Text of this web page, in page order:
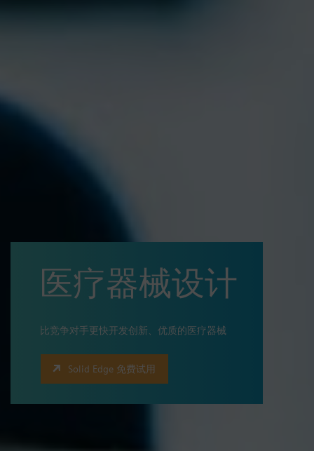
医疗器械设计
比竞争对手更快开发创新、优质的医疗器械
Solid Edge 免费试用